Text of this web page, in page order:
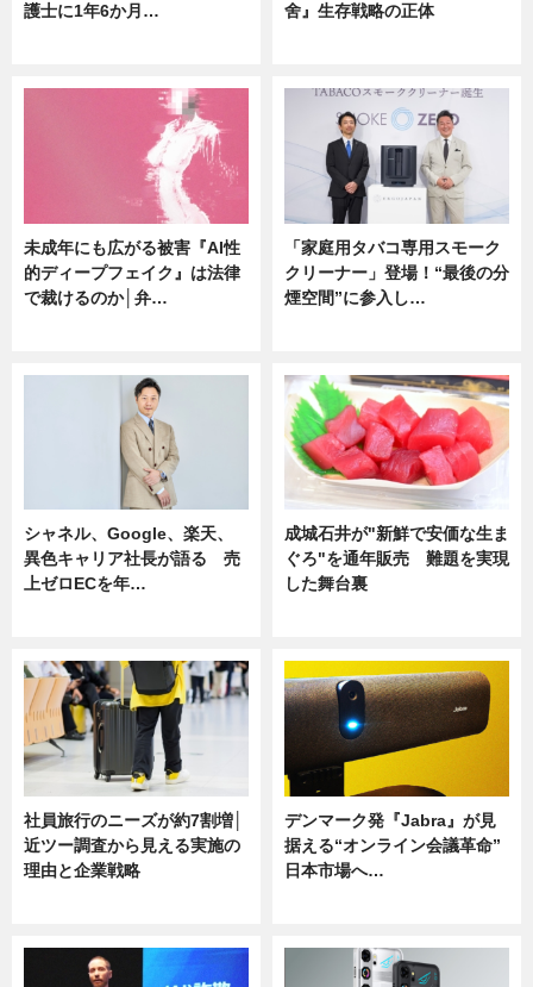
護士に1年6か月…
舍』生存戦略の正体
未成年にも広がる被害『AI性
的ディープフェイク』は法律
で裁けるのか│弁…
「家庭用タバコ専用スモーク
クリーナー」登場！“最後の分
煙空間”に参入し…
シャネル、Google、楽天、
異色キャリア社長が語る 売
上ゼロECを年…
成城石井が"新鮮で安価な生ま
ぐろ"を通年販売 難題を実現
した舞台裏
社員旅行のニーズが約7割増│
近ツー調査から見える実施の
理由と企業戦略
デンマーク発『Jabra』が見
据える“オンライン会議革命”
日本市場へ…